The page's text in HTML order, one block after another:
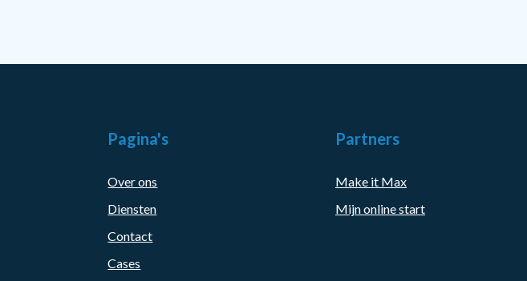
Pagina's
Over ons
Diensten
Contact
Cases
Partners
Make it Max
Mijn online start